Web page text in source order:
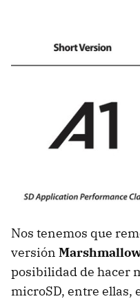
Nos tenemos que
versión
posibilidad de hacer
microSD, entre ellas,